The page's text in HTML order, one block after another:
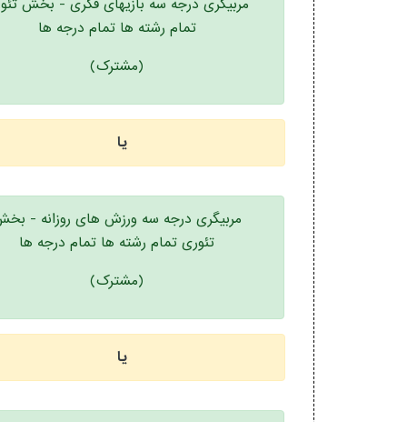
مربیگری درجه سه بازیهای فکری - بخش
تمام رشته ها تمام درجه ها
(مشترک)
یا
مربیگری درجه سه ورزش های روزانه -
تئوری تمام رشته ها تمام درجه ها
(مشترک)
یا